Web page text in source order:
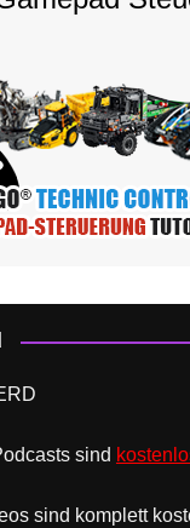
sind
sind komplett